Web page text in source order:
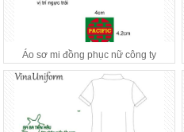
Áo sơ mi đồng phục nữ công ty
PACIFIC